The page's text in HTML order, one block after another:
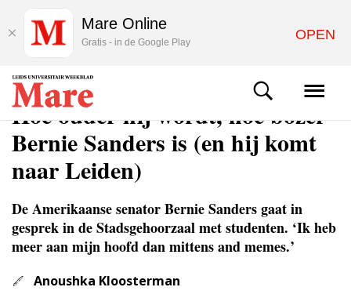
ACHTERGROND
Hoe ouder hij wordt, hoe bozer
Bernie Sanders is (en hij komt
naar Leiden)
De Amerikaanse senator Bernie Sanders gaat in
gesprek in de Stadsgehoorzaal met studenten. ‘Ik heb
meer aan mijn hoofd dan mittens and memes.’
Anoushka Kloosterman
Mare Online
Gratis - in de Google Play OPEN